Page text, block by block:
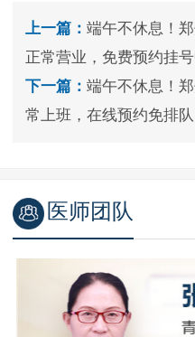
上一篇： 端午不休息！
正常营业，免费预约挂
下一篇： 端午不休息！
常上班，在线预约免排队
医师团队